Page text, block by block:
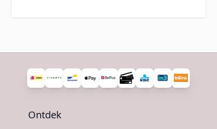
Ontdek